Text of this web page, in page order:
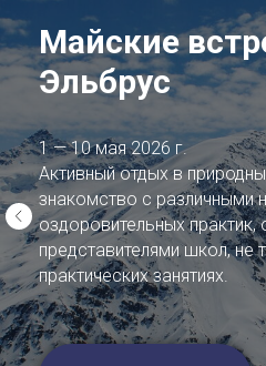
Майские
Эльбрус
1 — 10 мая 2026 г.
Активный отдых в
знакомство с различными
оздоровительных
представителями школ, не
практических занятиях.